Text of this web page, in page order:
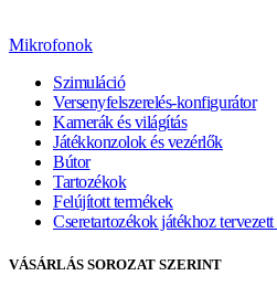
Mikrofonok
Szimuláció
Versenyfelszerelés-konfigurátor
Kamerák és világítás
Játékkonzolok és vezérlők
Bútor
Tartozékok
Felújított termékek
Cseretartozékok játékhoz
VÁSÁRLÁS SOROZAT SZERINT